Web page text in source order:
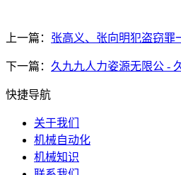
上一篇： 张高义、张向明犯盗窃罪
下一篇： 久九九人力姿源无限公 -
快捷导航
关于我们
机械自动化
机械知识